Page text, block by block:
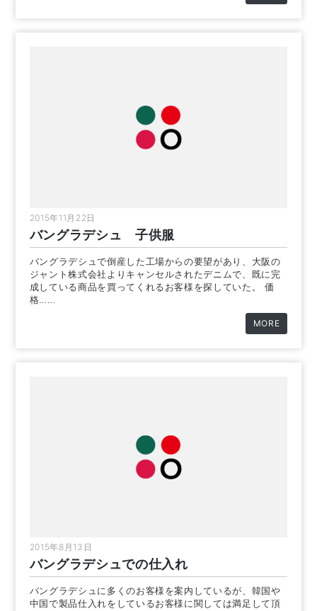
2015年11月22日
バングラデシュ 子供服
バングラデシュで倒産した工場からの要望があり、大阪の
ジャント株式会社よりキャンセルされたデニムで、既に完
成している商品を買ってくれるお客様を探していた。 価
格……
MORE
2015年8月13日
バングラデシュでの仕入れ
バングラデシュに多くのお客様を案内しているが、韓国や
中国で製品仕入れをしているお客様に関しては満足して頂